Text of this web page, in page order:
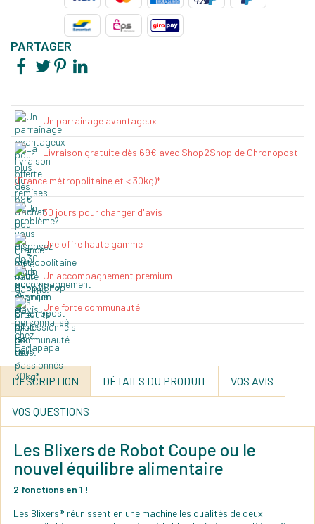
PARTAGER
Un parrainage avantageux
Livraison gratuite dès 69€ avec Shop2Shop de Chronopost
(France métropolitaine et < 30kg)*
30 jours pour changer d'avis
Une offre haute gamme
Un accompagnement premium
Une forte communauté
DESCRIPTION DÉTAILS DU PRODUIT VOS AVIS
VOS QUESTIONS
Les Blixers de Robot Coupe ou le
nouvel équilibre alimentaire
2 fonctions en 1 !
Les Blixers® réunissent en une machine les qualités de deux